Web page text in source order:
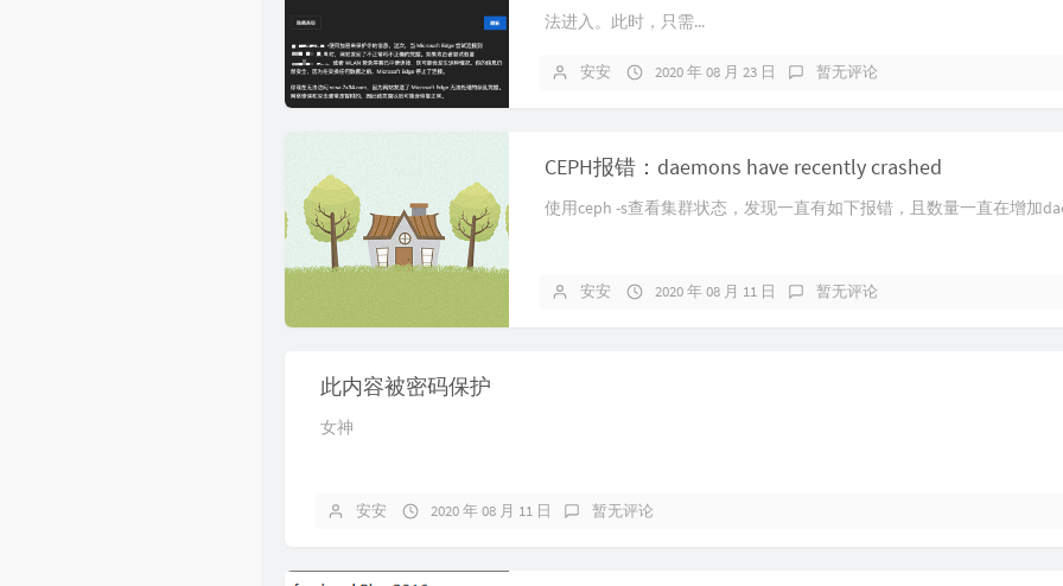
法进入。此时，只需...
安安 2020 年 08 月 23 日 暂无评论
CEPH报错：daemons have recently crashed
使用ceph -s查看集群状态，发现一直有如下报错，且数量一直在增加
安安 2020 年 08 月 11 日 暂无评论
此内容被密码保护
女神
安安 2020 年 08 月 11 日 暂无评论